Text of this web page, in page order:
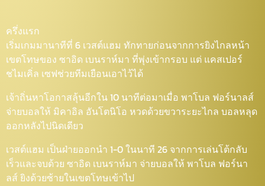
ครึ่งแรก
เริ่มเกมมานาทีที่ 6 เวสต์แฮม ทักทายก่อนจากการยิงไกลหน้า
เขตโทษของ ซาอิด เบนราห์มา ที่พุ่งเข้ากรอบ แต่ แคสเปอร์
ชไมเคิ่ล เซฟช่วยทีมเยือนเอาไว้ได้
เจ้าถิ่นหาโอกาสลุ้นอีกใน 10 นาทีต่อมาเมื่อ พาโบล ฟอร์นาลส์
จ่ายบอลให้ มิคาอิล อันโตนิโอ หวดด้วยขวาระยะไกล บอลหลุด
ออกหลังไปนิดเดียว
เวสต์แฮม เป็นฝ่ายออกนำ 1-0 ในนาที 26 จากการเล่นโต้กลับ
เร็วและจบด้วย ซาอิด เบนราห์มา จ่ายบอลให้ พาโบล ฟอร์นา
ลส์ ยิงด้วยซ้ายในเขตโทษเข้าไป